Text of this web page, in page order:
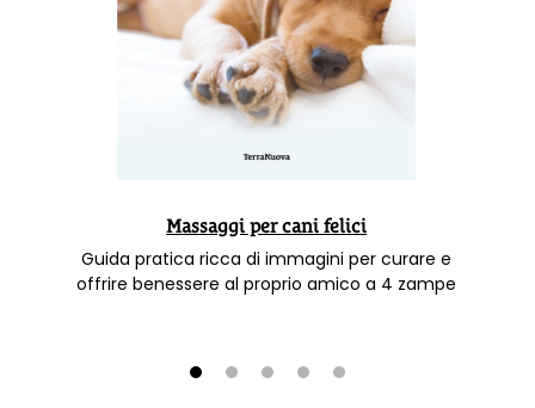
Massaggi per cani felici
Guida pratica ricca di immagini per curare e
offrire benessere al proprio amico a 4 zampe